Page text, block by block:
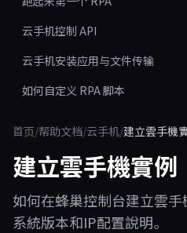
云手机控制 API
云手机安装应用与文件传输
如何自定义 RPA 脚本
首页/帮助文档/云手机/建立雲手機
建立雲手機實例
如何在蜂巢控制台建立雲手
系統版本和IP配置說明。